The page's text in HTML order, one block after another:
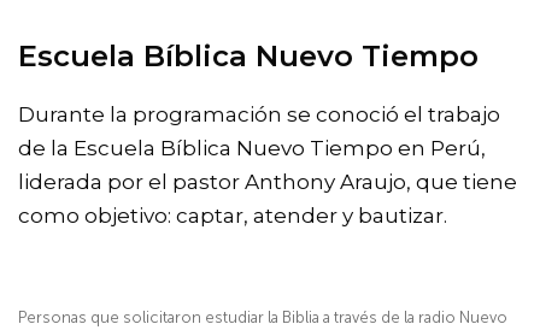
Escuela Bíblica Nuevo Tiempo
Durante la programación se conoció el trabajo
de la Escuela Bíblica Nuevo Tiempo en Perú,
liderada por el pastor Anthony Araujo, que tiene
como objetivo: captar, atender y bautizar.
Personas que solicitaron estudiar la Biblia a través de la radio Nuevo